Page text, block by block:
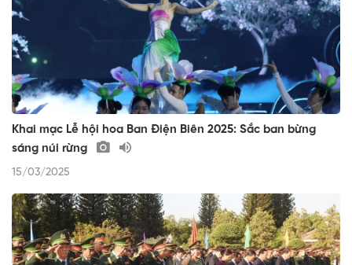
Khai mạc Lễ hội hoa Ban Điện Biên 2025: Sắc ban bừng
sáng núi rừng
15/03/2025